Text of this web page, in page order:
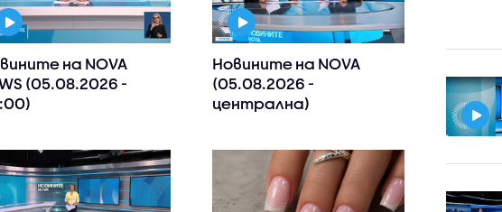
на NOVA
(05.08.2026 -
Новините на NOVA
(05.08.2026 -
централна)